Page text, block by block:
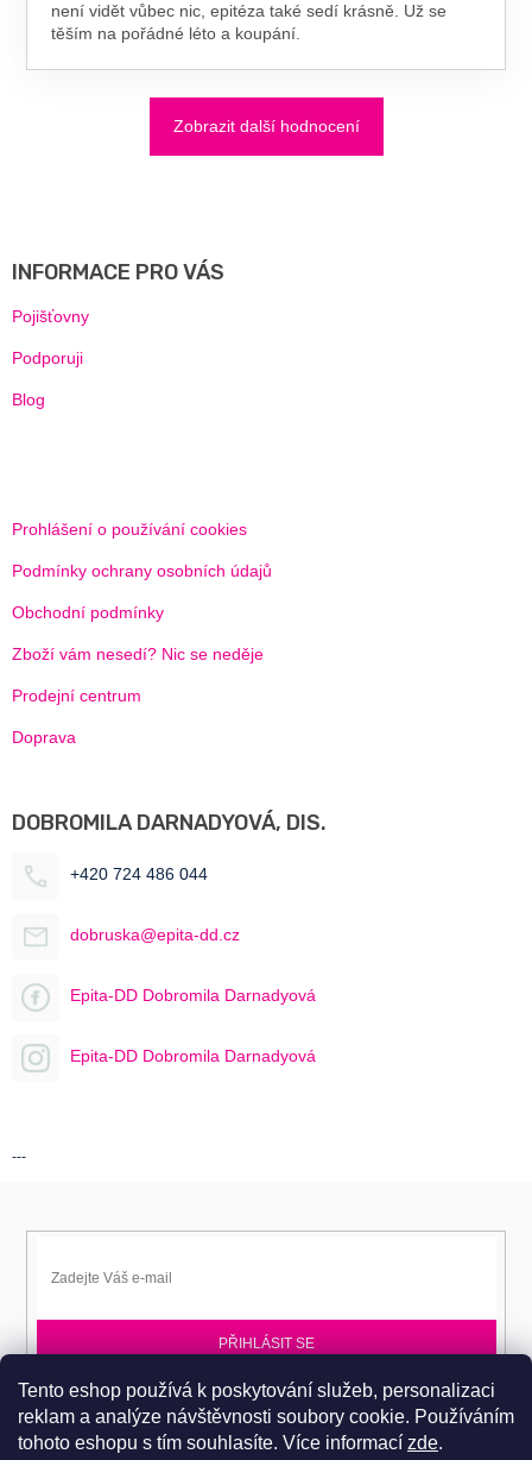
Tento eshop používá k poskytování služeb, personalizaci
reklam a analýze návštěvnosti soubory cookie. Používáním
tohoto eshopu s tím souhlasíte. Více informací zde.
není vidět vůbec nic, epitéza také sedí krásně. Už se
těším na pořádné léto a koupání.
Zobrazit další hodnocení
INFORMACE PRO VÁS
Pojišťovny
Podporuji
Blog
Prohlášení o používání cookies
Podmínky ochrany osobních údajů
Obchodní podmínky
Zboží vám nesedí? Nic se neděje
Prodejní centrum
Doprava
DOBROMILA DARNADYOVÁ, DIS.
+420 724 486 044
dobruska@epita-dd.cz
Epita-DD Dobromila Darnadyová
Epita-DD Dobromila Darnadyová
---
PŘIHLÁSIT SE
Přihlaste se k EPITA-DD a získávejte novinky jako první.